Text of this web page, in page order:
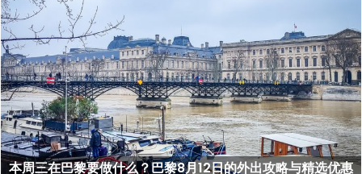
本周三在巴黎要做什么？巴黎8月12日的外出攻略与精选优惠